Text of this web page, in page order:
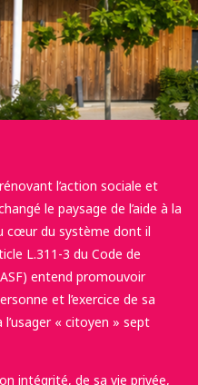
rénovant l’action sociale et
le paysage de l’aide à la
cœur du système dont il
L.311-3 du Code de
entend promouvoir
et l’exercice de sa
« citoyen » sept
intégrité, de sa vie privée,